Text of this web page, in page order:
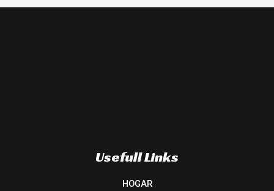
Usefull Links
HOGAR